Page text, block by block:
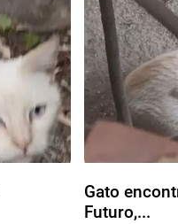
Gato
Futuro,...